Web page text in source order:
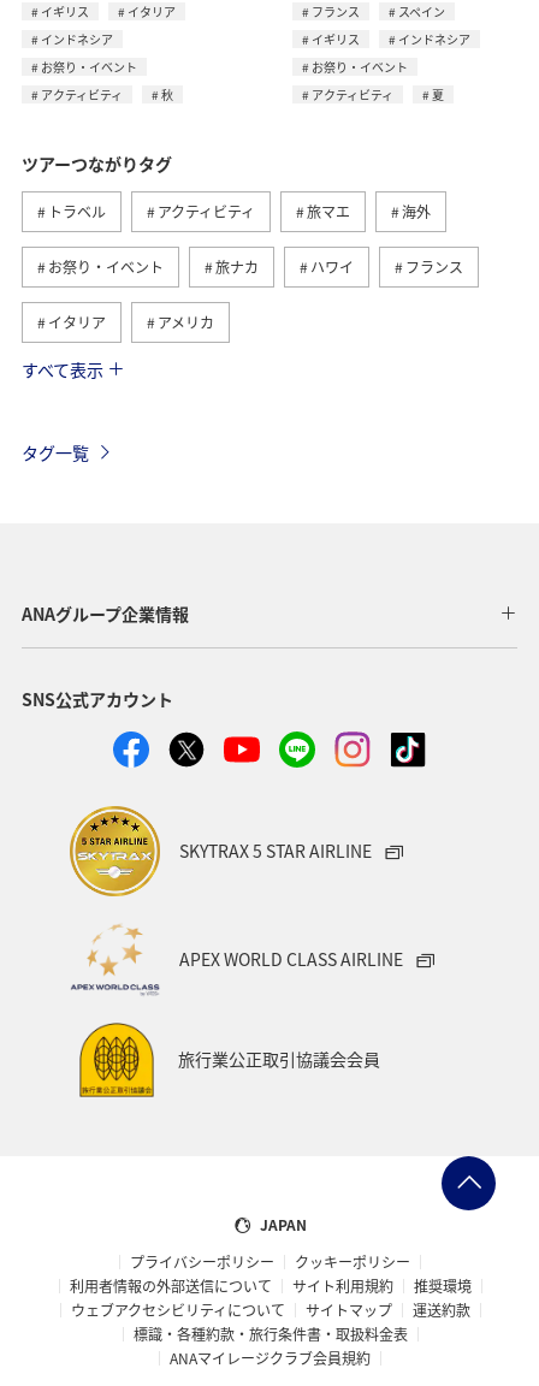
イギリス
イタリア
インドネシア
お祭り・イベント
アクティビティ
秋
フランス
スペイン
イギリス
インドネシア
お祭り・イベント
アクティビティ
夏
ツアーつながりタグ
トラベル アクティビティ 旅マエ 海外
お祭り・イベント 旅ナカ ハワイ フランス
イタリア アメリカ
グルメ
歴史・文化・芸術 温泉 秋 韓国 春
冬 フィリピン
マイルを使う 兵庫県 年末年始 趣味
関西地方
ANAショッピング A-style
ANAマイレージクラブ
サイクリング
アプリ AMC会員専用サービス
旅の準備
すべて表示
タグ一覧
ANAグループ企業情報
SNS公式アカウント
SKYTRAX 5 STAR AIRLINE
APEX WORLD CLASS AIRLINE
旅行業公正取引協議会会員
JAPAN
プライバシーポリシー
クッキーポリシー
利用者情報の外部送信について
サイト利用規約
推奨環境
ウェブアクセシビリティについて
サイトマップ
運送約款
標識・各種約款・旅行条件書・取扱料金表
ANAマイレージクラブ会員規約